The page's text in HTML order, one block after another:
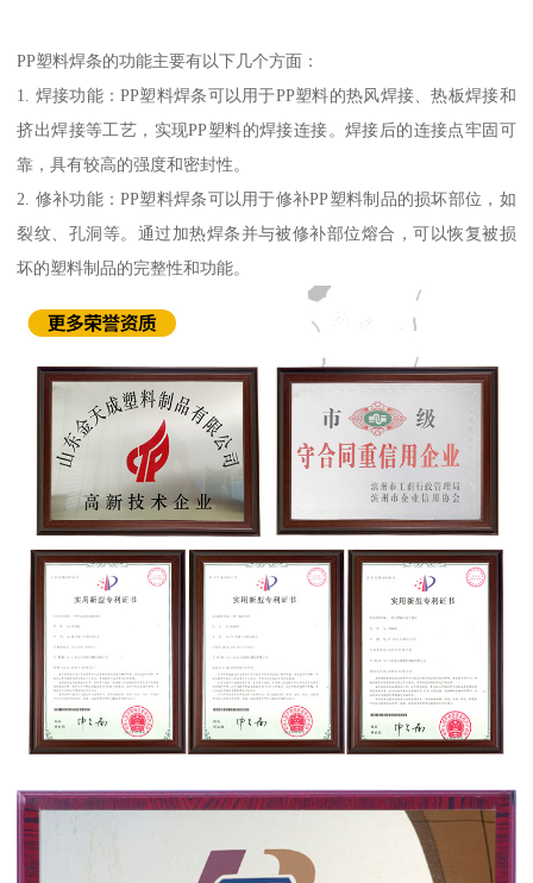
PP塑料焊条的功能主要有以下几个方面：
1. 焊接功能：PP塑料焊条可以用于PP塑料的热风焊接、热板焊接和
挤出焊接等工艺，实现PP塑料的焊接连接。焊接后的连接点牢固可
靠，具有较高的强度和密封性。
2. 修补功能：PP塑料焊条可以用于修补PP塑料制品的损坏部位，如
裂纹、孔洞等。通过加热焊条并与被修补部位熔合，可以恢复被损
坏的塑料制品的完整性和功能。